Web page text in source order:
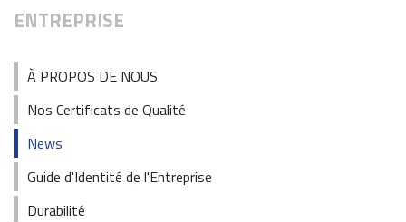
ENTREPRISE
À PROPOS DE NOUS
Nos Certificats de Qualité
News
Guide d'Identité de l'Entreprise
Durabilité